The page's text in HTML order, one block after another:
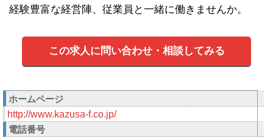
経験豊富な経営陣、従業員と一緒に働きませんか。
この求人に問い合わせ・相談してみる
ホームページ
http://www.kazusa-f.co.jp/
電話番号